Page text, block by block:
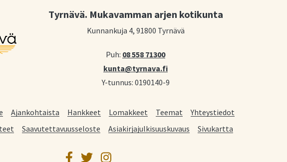
Tyrnävä. Mukavamman arjen kotikunta
Kunnankuja 4, 91800 Tyrnävä
Puh: 08 558 71300
kunta@tyrnava.fi
Y-tunnus: 0190140-9
Ajankohtaista Hankkeet Lomakkeet Teemat
Yhteystiedot
Saavutettavuusseloste Asiakirjajulkisuuskuvaus Sivukartta
Facebook
TwitterInstagram